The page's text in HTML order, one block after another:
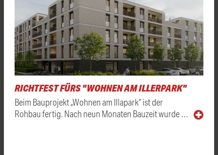
RICHTFEST FÜRS "WOHNEN AM ILLERPARK"
Beim Bauprojekt „Wohnen am Illapark“ ist der
Rohbau fertig. Nach neun Monaten Bauzeit wurde …